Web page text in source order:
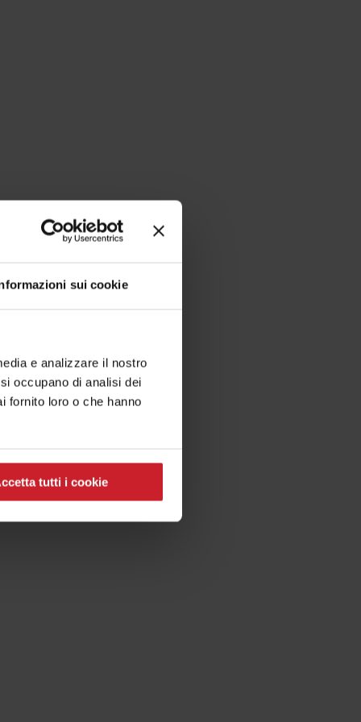
sui cookie
e analizzare il nostro
occupano di analisi dei
fornito loro o che hanno
tutti i cookie